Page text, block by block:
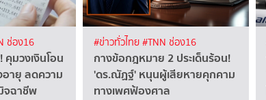
ช่อง16
มวงเงินโอน
อายุ ลดความ
จฉาชีพ
#ข่าวทั่วไทย#TNN ช่อง16
กางข้อกฎหมาย 2 ประเด็นร้อน!
'ดร.ณัฏฐ์' หนุนผู้เสียหายคุกคาม
ทางเพศฟ้องศาล